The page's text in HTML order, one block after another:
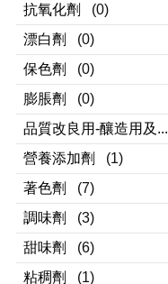
抗氧化劑
(0)
漂白劑
(0)
保色劑
(0)
膨脹劑
(0)
品質改良用-釀造用及...
營養添加劑
(1)
著色劑
(7)
調味劑
(3)
甜味劑
(6)
粘稠劑
(1)